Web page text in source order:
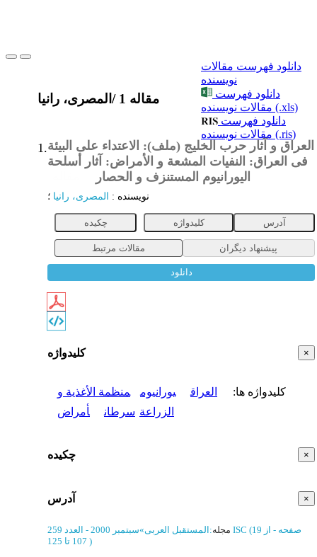
المصری، رانیا/ 1 مقاله
دانلود فهرست مقالات
نویسنده
مقالات نویسنده (.xls)
مقالات نویسنده (.ris)
1.العراق و آثار حرب الخلیج (ملف): الاعتداء علی البیئة
فی العراق: النفیات المشعة و الأمراض: آثار أسلحة
الیورانیوم المستنزف و الحصار
نویسنده : المصری، رانیا ؛
چکیده کلیدواژه آدرس
مقالات مرتبط پیشنهاد دیگران
دانلود
× کلیدواژه
کلیدواژه ها: العراق یورانیوم
منظمة الأغذیة و
الزراعة سرطان أمراض
× چکیده
× آدرس
مجله: المستقبل العربی»سبتمبر 2000 - العدد 259 ISC (‎19 صفحه - از
)